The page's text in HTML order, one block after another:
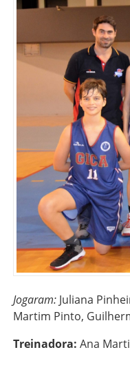
Jogaram:Juliana
Martim Pinto,
Treinadora: Ana